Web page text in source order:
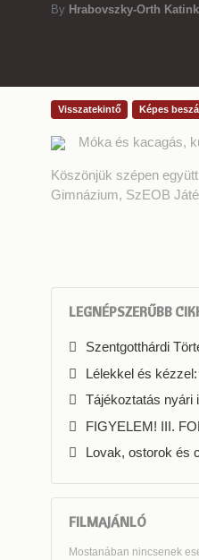
By Hrabovszky-Orth
Visszatekintő Képes
Móka és kacagás,
Köszönjük szépen
Gimnázium, SzEOB
LEGNÉPSZERŰBB
Szentgotthárdi
Lélekkel és
Tájékoztatás nyári
FIGYELEM! III.
Lovak, ostorok és
FILMAJÁNLÓ
Mostanában nincsenek